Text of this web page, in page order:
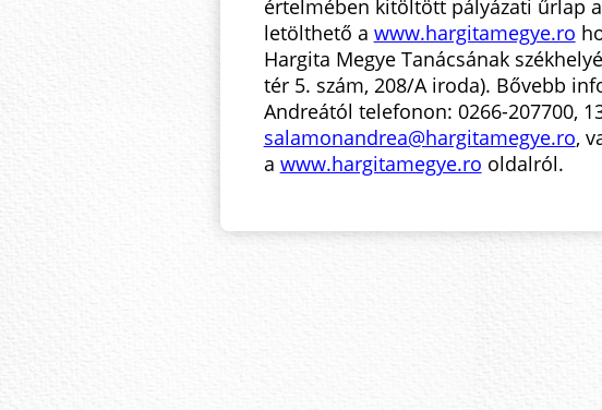
értelmében kitöltött pályázati űrlap
letölthető a www.hargitamegye.ro
Hargita Megye Tanácsának
tér 5. szám, 208/A iroda). Bővebb
Andreától telefonon: 0266-207700,
salamonandrea@hargitamegye.ro,
a www.hargitamegye.ro oldalról.